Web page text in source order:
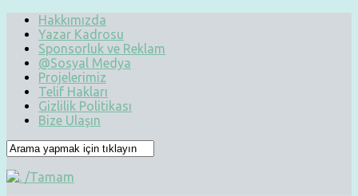
Hakkımızda
Yazar Kadrosu
Sponsorluk ve Reklam
@Sosyal Medya
Projelerimiz
Telif Hakları
Gizlilik Politikası
Bize Ulaşın